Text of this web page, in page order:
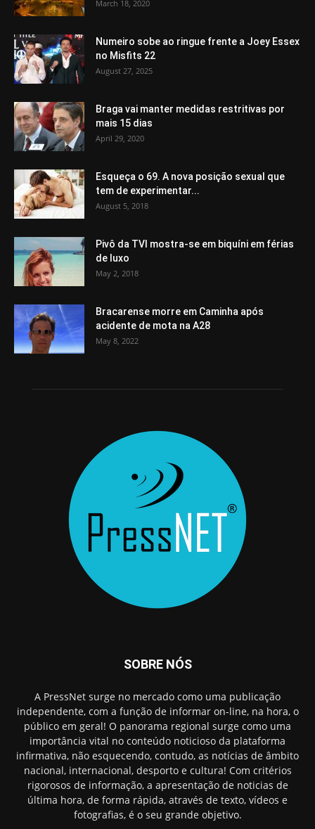
March 18, 2020
Numeiro sobe ao ringue frente a Joey Essex
no Misfits 22
August 27, 2025
Braga vai manter medidas restritivas por
mais 15 dias
April 29, 2020
Esqueça o 69. A nova posição sexual que
tem de experimentar...
August 5, 2018
Pivô da TVI mostra-se em biquíni em férias
de luxo
May 2, 2018
Bracarense morre em Caminha após
acidente de mota na A28
May 8, 2022
SOBRE NÓS
A PressNet surge no mercado como uma publicação
independente, com a função de informar on-line, na hora, o
público em geral! O panorama regional surge como uma
importância vital no conteúdo noticioso da plataforma
infirmativa, não esquecendo, contudo, as notícias de âmbito
nacional, internacional, desporto e cultura! Com critérios
rigorosos de informação, a apresentação de noticias de
última hora, de forma rápida, através de texto, vídeos e
fotografias, é o seu grande objetivo.